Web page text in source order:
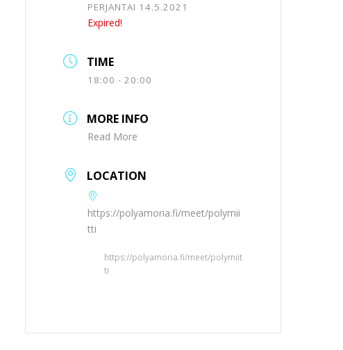
PERJANTAI 14.5.2021
Expired!
TIME
18:00 - 20:00
MORE INFO
Read More
LOCATION
https://polyamoria.fi/meet/polymii
tti
https://polyamoria.fi/meet/polymiit
ti